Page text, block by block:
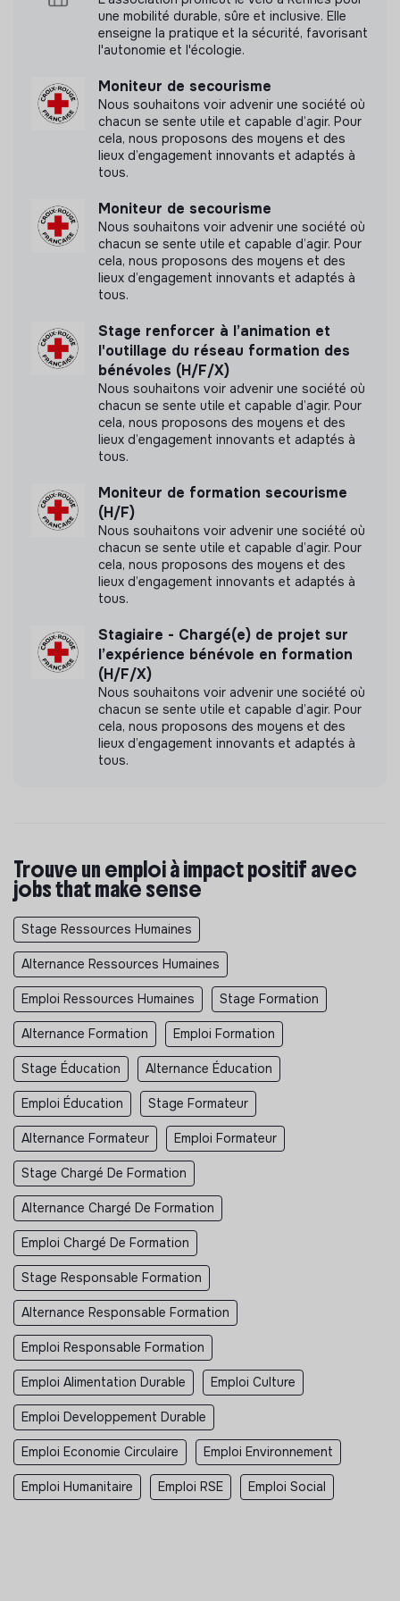
ressources, particuliers et professionnels sont démunis.
Empreintes agit pour changer le regard sur le deuil en
socialiser le deuil pour apporter un apaisement au
moment du décès et dans la durée.
N'a pas encore communiqué de documents de
transparence
une mobilité durable, sûre et inclusive. Elle
enseigne la pratique et la sécurité, favorisant
l'autonomie et l'écologie.
Moniteur de secourisme
Nous souhaitons voir advenir une société où
chacun se sente utile et capable d’agir. Pour
cela, nous proposons des moyens et des
lieux d’engagement innovants et adaptés à
tous.
Moniteur de secourisme
Nous souhaitons voir advenir une société où
chacun se sente utile et capable d’agir. Pour
cela, nous proposons des moyens et des
lieux d’engagement innovants et adaptés à
tous.
Stage renforcer à l’animation et
l'outillage du réseau formation des
bénévoles (H/F/X)
Nous souhaitons voir advenir une société où
chacun se sente utile et capable d’agir. Pour
cela, nous proposons des moyens et des
lieux d’engagement innovants et adaptés à
tous.
Moniteur de formation secourisme
(H/F)
Nous souhaitons voir advenir une société où
chacun se sente utile et capable d’agir. Pour
cela, nous proposons des moyens et des
lieux d’engagement innovants et adaptés à
tous.
Stagiaire - Chargé(e) de projet sur
l’expérience bénévole en formation
(H/F/X)
Nous souhaitons voir advenir une société où
chacun se sente utile et capable d’agir. Pour
cela, nous proposons des moyens et des
lieux d’engagement innovants et adaptés à
tous.
Trouve un emploi à impact positif avec
jobs that make sense
Stage Ressources Humaines
Alternance Ressources Humaines
Emploi Ressources Humaines Stage Formation
Alternance Formation Emploi Formation
Stage Éducation Alternance Éducation
Emploi Éducation Stage Formateur
Alternance Formateur Emploi Formateur
Stage Chargé De Formation
Alternance Chargé De Formation
Emploi Chargé De Formation
Stage Responsable Formation
Alternance Responsable Formation
Emploi Responsable Formation
Emploi Alimentation Durable Emploi Culture
Emploi Developpement Durable
Emploi Economie Circulaire Emploi Environnement
Emploi Humanitaire Emploi RSE Emploi Social